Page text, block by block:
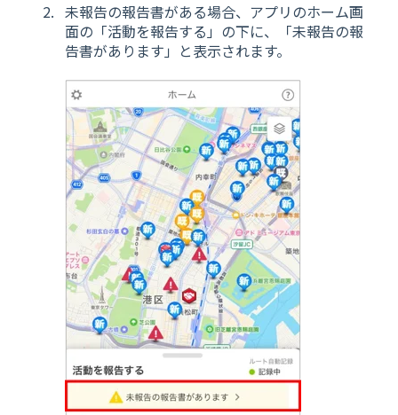
未報告の報告書がある場合、アプリのホーム画
面の「活動を報告する」の下に、「未報告の報
告書があります」と表示されます。